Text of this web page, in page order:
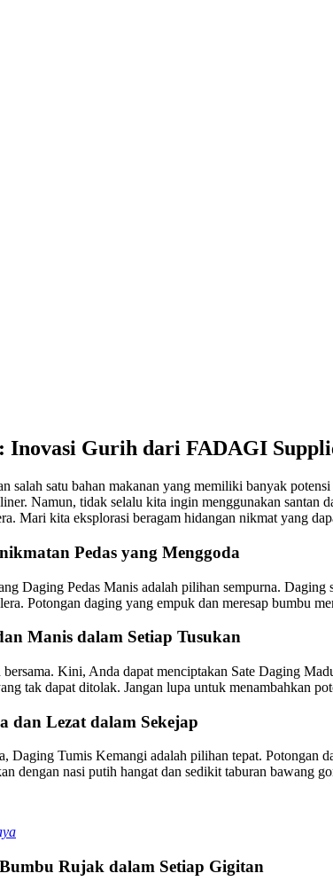
Inovasi Gurih dari FADAGI
salah satu bahan makanan yang memiliki banyak
Namun, tidak selalu kita ingin menggunakan
Mari kita eksplorasi beragam hidangan nikmat yang
Pedas yang Menggoda
Daging Pedas Manis adalah pilihan sempurna.
Potongan daging yang empuk dan meresap bumbu
Manis dalam Setiap Tusukan
Kini, Anda dapat menciptakan Sate Daging
tak dapat ditolak. Jangan lupa untuk menambahkan
dan Lezat dalam Sekejap
Daging Tumis Kemangi adalah pilihan tepat.
dengan nasi putih hangat dan sedikit taburan bawang
Rujak dalam Setiap Gigitan